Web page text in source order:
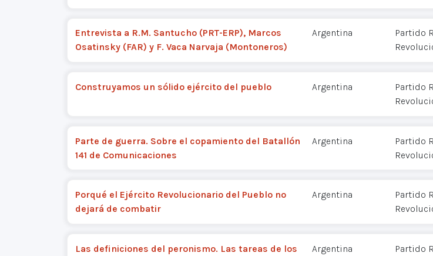
Entrevista a R.M. Santucho (PRT-ERP), Marcos
Osatinsky (FAR) y F. Vaca Narvaja (Montoneros)
Argentina
Partido
Construyamos un sólido ejército del pueblo Argentina
Partido
Parte de guerra. Sobre el copamiento del Batallón
141 de Comunicaciones
Argentina
Partido
Porqué el Ejército Revolucionario del Pueblo no
dejará de combatir
Argentina
Partido
Las definiciones del peronismo. Las tareas de los
Argentina
Partido